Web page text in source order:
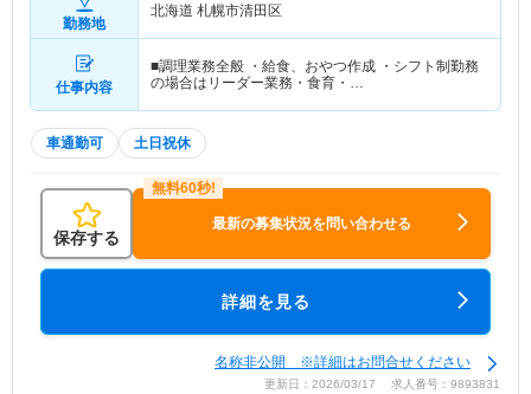
勤務地
北海道 札幌市清田区
仕事内容
■調理業務全般 ・給食、おやつ作成 ・シフト制勤務
の場合はリーダー業務・食育・…
車通勤可 土日祝休
保存する
最新の募集状況を問い合わせる
詳細を見る
名称非公開 ※詳細はお問合せください
更新日：2026/03/17 求人番号：9893831